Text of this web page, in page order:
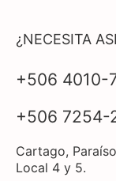
¿NECESITA
+506 4010-
+506 7254-
Cartago,
Local 4 y 5.